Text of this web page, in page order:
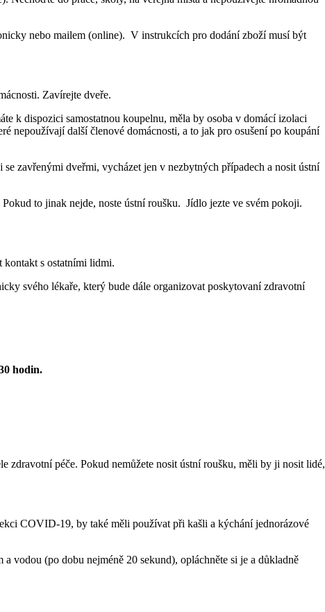
nebo mailem (online). V instrukcích pro dodání zboží musí být
Zavírejte dveře.
k dispozici samostatnou koupelnu, měla by osoba v domácí izolaci
nepoužívají další členové domácnosti, a to jak pro osušení po koupání
zavřenými dveřmi, vycházet jen v nezbytných případech a nosit ústní
to jinak nejde, noste ústní roušku. Jídlo jezte ve svém pokoji.
kontakt s ostatními lidmi.
svého lékaře, který bude dále organizovat poskytovaní zdravotní
hodin.
zdravotní péče. Pokud nemůžete nosit ústní roušku, měli by ji nosit lidé,
COVID-19, by také měli používat při kašli a kýchání jednorázové
vodou (po dobu nejméně 20 sekund), opláchněte si je a důkladně